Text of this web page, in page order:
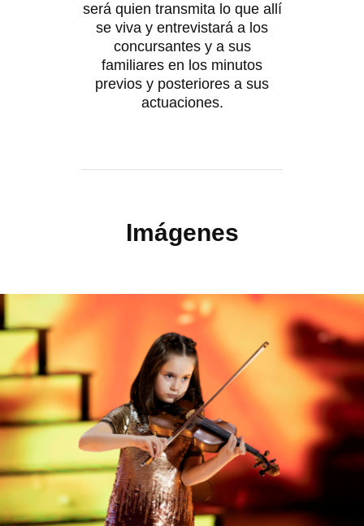
será quien transmita lo que allí
se viva y entrevistará a los
concursantes y a sus
familiares en los minutos
previos y posteriores a sus
actuaciones.
Imágenes